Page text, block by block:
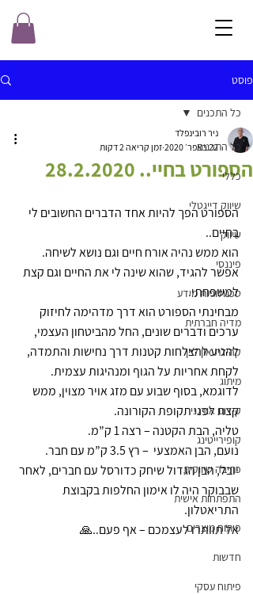
פוסט
כל התכנים
כללי
שיווק דייגטלי
שיווק
פיננסי
טכנולוגיות מידע
מדיה חברתית
קהילת און ליין
מיתוג
קידום אורגני
קופירייטינג
כתיבה שיווקית
התפתחות אישית
פיתוח מוצרים
חדשות
פיתוח עסקי
כל התכנים
הספורט בחיי.. 28.2.2020
ניר רובינפלד
22 באפר׳ 2020
זמן קריאה 2 דקות
הספורט הפך להיות אחד הדברים החשובים לי
בחיים..
הוא ממש נהיה אורח חיים וגם נושא לשיחה.
אפשר להגיד, שהוא שינה לי את החיים וגם קצת
למשפחתי.
מבחינתי הספורט הוא דרך מדהימה לחיזוק
ערכים ודברים שונים, החל מהביטחון העצמי,
להגיע להצלחות קטנות דרך נחישות והתמדה,
לקחת אחריות על הגוף ומנהיגות עצמית.
לדוגמא, בסוף שבוע עם מזג אויר מצוין, ממש
קצת לפני תקופת הקורונה.
טליה, הבת הקטנה – רצה 1 ק”מ.
נועם, הבן האמצעי  – רץ 3.5 ק”מ עם חבר.
יובל, הבן הגדול שיחק כדורסל עם חברים, לאחר
שבבוקר היה לו אימון החלפות בקבוצת
התריאטלון.
אל תוותרו לעצמכם – אף פעם..🙏